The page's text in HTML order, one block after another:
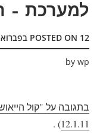
למערכת –
POSTED ON 12 בפברואר 2011
by wp
בתגובה על "קול
12.1.11
) .